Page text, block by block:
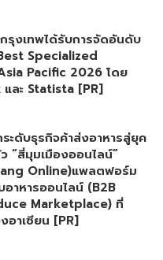
รุงเทพได้รับการจัดอันดับ
Specialized
Pacific 2026 โดย
ละ Statista [PR]
ะดับธุรกิจค้าส่งอาหารสู่ยุค
“สี่มุมเมืองออนไลน์”
Online)แพลตฟอร์ม
าหารออนไลน์ (B2B
Marketplace) ที่
าเซียน [PR]